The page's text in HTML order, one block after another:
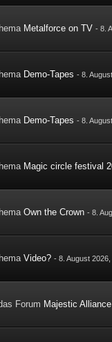
Metalforce on TV -8.
Demo-Tapes -8.
Demo-Tapes -8.
Magic circle festival
Own the Crown -8.
Video? -8. August
Forum Majestic Alliance